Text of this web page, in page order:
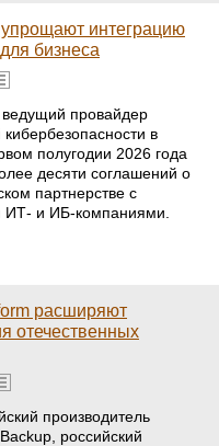
интеграцию
бизнеса
провайдер
в
полугодии 2026 года
десяти соглашений о
партнерстве с
ИТ- и ИБ-компаниями.
расширяют
отечественных
производитель
российский